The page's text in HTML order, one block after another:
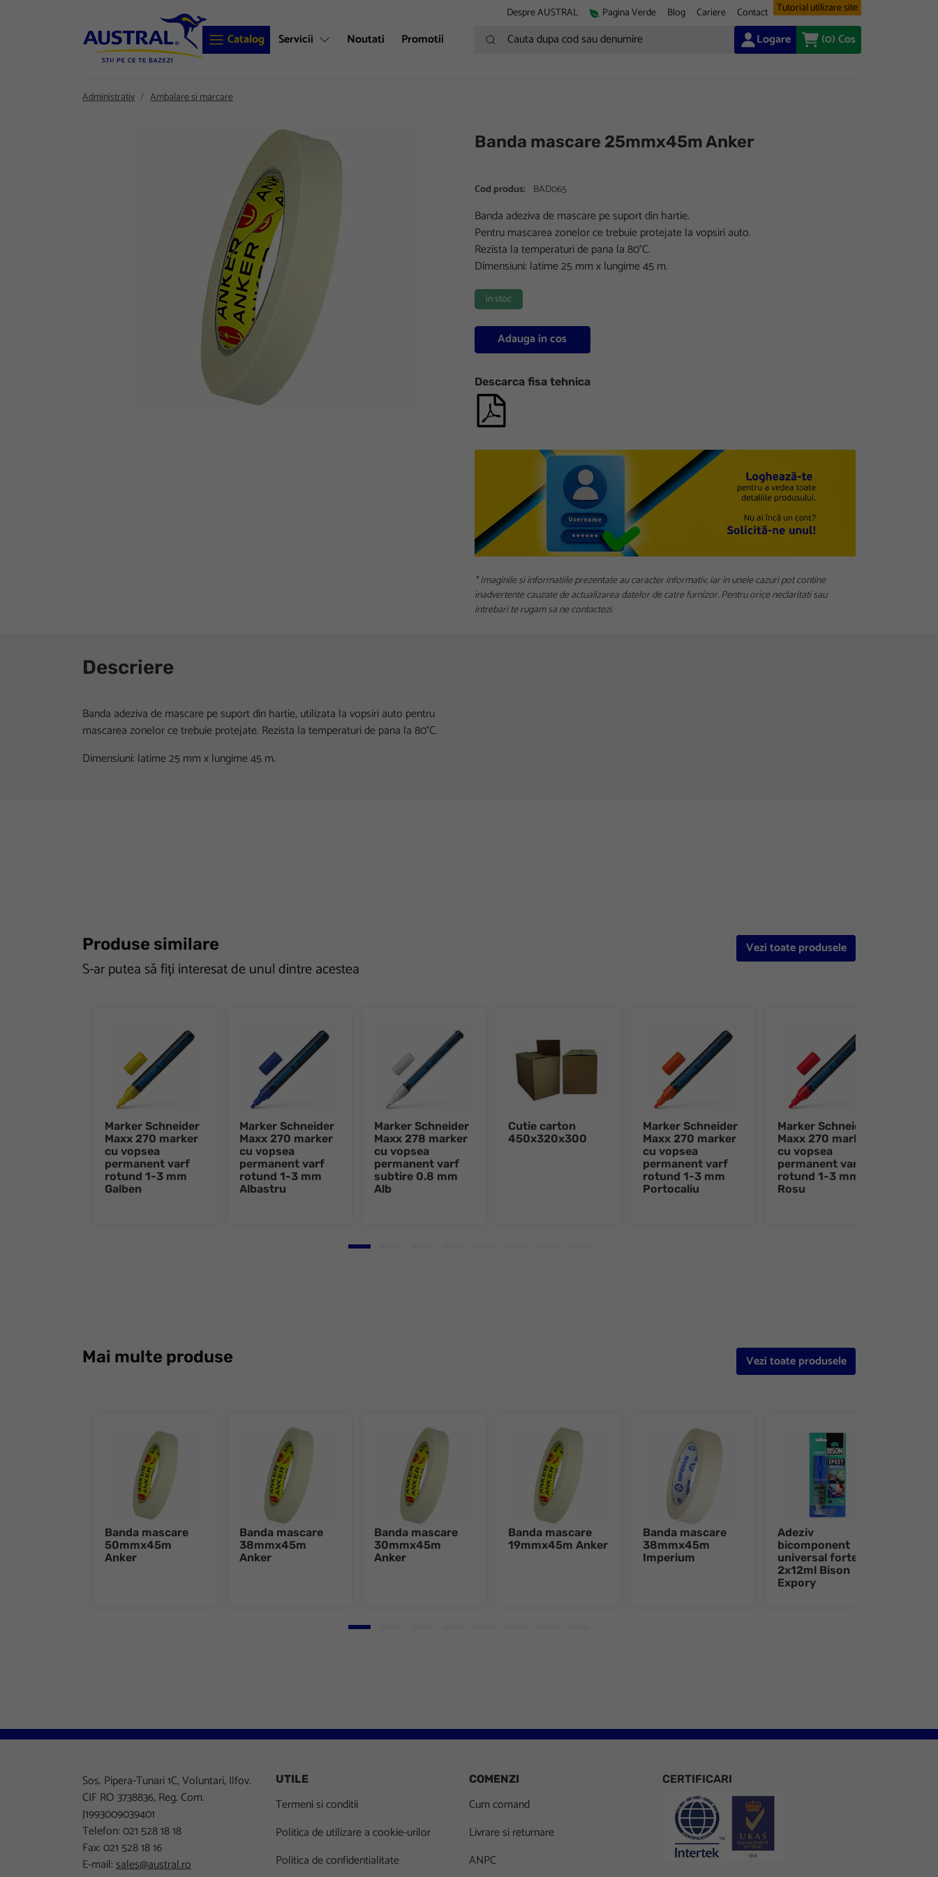
Despre AUSTRAL Pagina Verde Blog Cariere Contact Tutorial utilizare site
Catalog Servicii Noutati Promotii Cauta dupa cod sau denumire Logare (0)Cos
Administrativ Ambalare si marcare
Banda mascare 25mmx45m Anker
Cod produs: BAD065
Banda adeziva de mascare pe suport din hartie.
Pentru mascarea zonelor ce trebuie protejate la vopsiri auto.
Rezista la temperaturi de pana la 80°C.
Dimensiuni: latime 25 mm x lungime 45 m.
in stoc
Adauga in cos
Descarca fisa tehnica
* Imaginile si informatiile prezentate au caracter informativ, iar in unele cazuri pot contine
inadvertente cauzate de actualizarea datelor de catre furnizor. Pentru orice neclaritati sau
intrebari te rugam sa ne contactezi.
Descriere
Banda adeziva de mascare pe suport din hartie, utilizata la vopsiri auto pentru
mascarea zonelor ce trebuie protejate. Rezista la temperaturi de pana la 80°C.
Dimensiuni: latime 25 mm x lungime 45 m.
Produse similare
S-ar putea să fiți interesat de unul dintre acestea
Vezi toate produsele
Marker Schneider
Maxx 270 marker
cu vopsea
permanent varf
rotund 1-3 mm
Galben
Marker Schneider
Maxx 270 marker
cu vopsea
permanent varf
rotund 1-3 mm
Albastru
Marker Schneider
Maxx 278 marker
cu vopsea
permanent varf
subtire 0.8 mm
Alb
Cutie carton
450x320x300
Marker Schneider
Maxx 270 marker
cu vopsea
permanent varf
rotund 1-3 mm
Portocaliu
Marker Schneider
Maxx 270 marker
cu vopsea
permanent varf
rotund 1-3 mm
Rosu
Go to slide 1
Mai multe produse Vezi toate produsele
Banda mascare
50mmx45m
Anker
Banda mascare
38mmx45m
Anker
Banda mascare
30mmx45m
Anker
Banda mascare
19mmx45m Anker
Banda mascare
38mmx45m
Imperium
Adeziv
bicomponent
universal forte
2x12ml Bison
Expory
Go to slide 1
Sos. Pipera-Tunari 1C, Voluntari, Ilfov.
CIF RO 3738836, Reg. Com.
J1993009039401
Telefon: 021 528 18 18
Fax: 021 528 18 16
E-mail:sales@austral.ro
UTILE
Termeni si conditii
Politica de utilizare a cookie-urilor
Politica de confidentialitate
COMENZI
Cum comand
Livrare si returnare
ANPC
CERTIFICARI